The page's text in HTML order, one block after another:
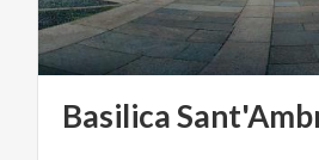
Basilica